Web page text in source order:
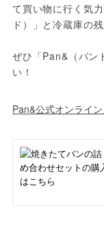
て買い物に行く気
ド）」と冷蔵庫の
ぜひ「Pan&（パン
い！
Pan&公式オンライ